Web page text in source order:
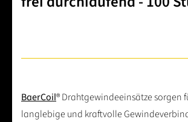
BaerCoil® Drahtgewindeeinsätze sorgen
langlebige und kraftvolle